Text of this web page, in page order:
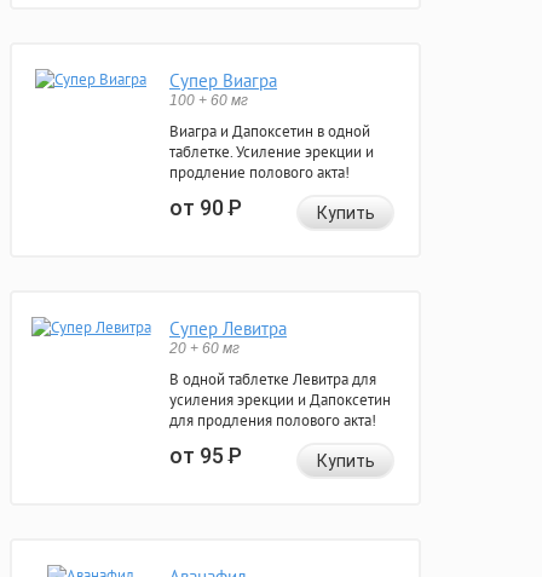
Супер Виагра
100 + 60 мг
Виагра и Дапоксетин в одной
таблетке. Усиление эрекции и
продление полового акта!
от 90Р Купить
Супер Левитра
20 + 60 мг
В одной таблетке Левитра для
усиления эрекции и Дапоксетин
для продления полового акта!
от 95Р Купить